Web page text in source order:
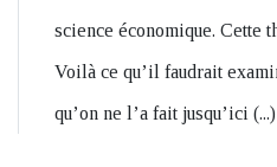
science économique. Cette
Voilà ce qu’il faudrait
qu’on ne l’a fait jusqu’ici (...)